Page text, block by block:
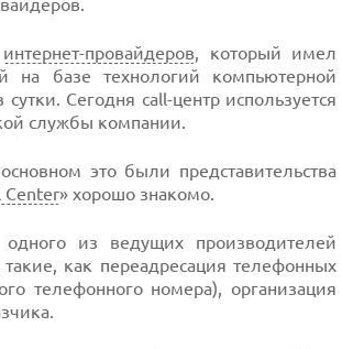
интернет-провайдеров, который имел
на базе технологий компьютерной
Сегодня call-центр используется
службы компании.
это были представительства
Center» хорошо знакомо.
из ведущих производителей
как переадресация телефонных
телефонного номера), организация